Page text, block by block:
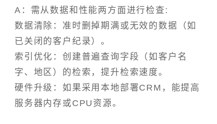
A：需从数据和性能两方面进行检查:
数据清除：准时删掉期满或无效的数据（如
已关闭的客户纪录）。
索引优化：创建普遍查询字段（如客户名
字、地区）的检索，提升检索速度。
硬件升级：如果采用本地部署CRM，能提高
服务器内存或CPU资源。